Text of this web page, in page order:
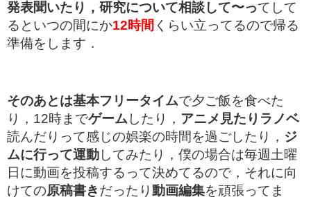
発表聞いたり，研究について相談して〜ってして
るといつの間にか12時間 くらい立ってるので帰る
準備をします．
そのあとは基本フリータイムで夕ご飯を食べた
り，12時までゲーム したり， アニメ見たりラノベ
読んだりって感じの娯楽の時間を過ごしたり， ジ
ムに行って運動 してみたり，僕の場合は毎週土曜
日に動画を投稿するって決めてるので，それに向
けての原稿書き だったり 動画編集を頑張ってま